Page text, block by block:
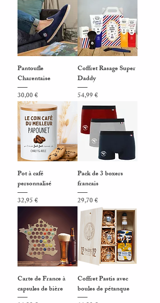
Pantoufle
Charentaise
Prix
30,00 €
Coffret Rasage Super
Daddy
Prix
54,99 €
Pot à café
personnalisé
Prix
32,95 €
Pack de 3 boxers
francais
Prix
29,70 €
Carte de France à
capsules de bière
Coffret Pastis avec
boules de pétanque